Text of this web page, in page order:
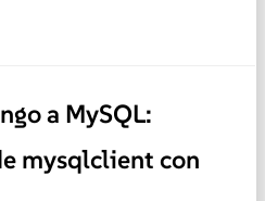
a MySQL:
mysqlclient con